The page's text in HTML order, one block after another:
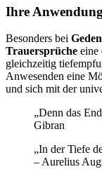
Ihre
Besonders bei
Trauersprüche eine
gleichzeitig
Anwesenden eine
und sich mit der
„Denn das
Gibran
„In der Tiefe
– Aurelius